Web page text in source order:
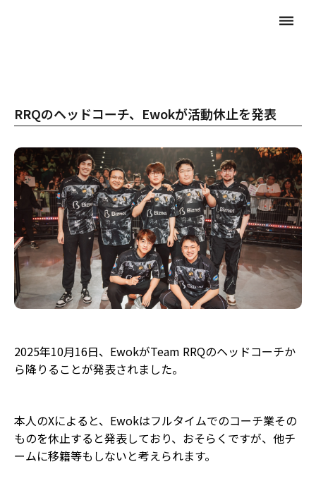
dehaze
RRQのヘッドコーチ、Ewokが活動休止を発表
2025年10月16日、EwokがTeam RRQのヘッドコーチか
ら降りることが発表されました。
本人のXによると、Ewokはフルタイムでのコーチ業その
ものを休止すると発表しており、おそらくですが、他チ
ームに移籍等もしないと考えられます。